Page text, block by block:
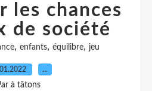
les chances
de société
, enfants, équilibre, jeu
…
à tâtons